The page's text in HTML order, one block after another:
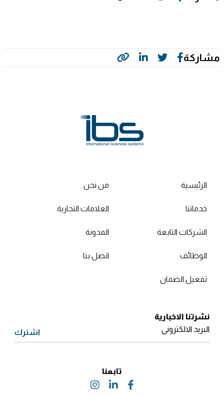
مشاركة
الرئيسية من نحن
خدماتنا العلامات التجارية
الشركات التابعة المدونة
الوظائف اتصل بنا
تفعيل الضمان
نشرتنا الاخبارية
البريد الالكتروني
اشترك
تابعنا